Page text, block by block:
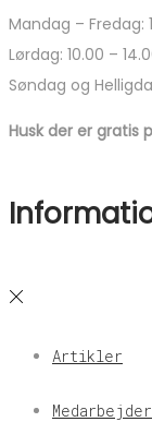
Mandag – Fredag:
Lørdag: 10.00 –
Søndag og
Husk der er gratis
Artikler